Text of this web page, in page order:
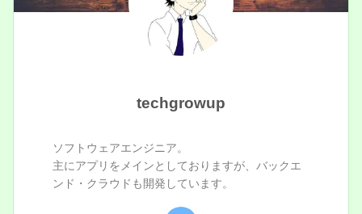
techgrowup
ソフトウェアエンジニア。
主にアプリをメインとしておりますが、バックエ
ンド・クラウドも開発しています。